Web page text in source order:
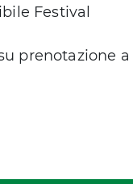
Festival
prenotazione